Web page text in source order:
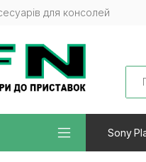
для консолей
Sony